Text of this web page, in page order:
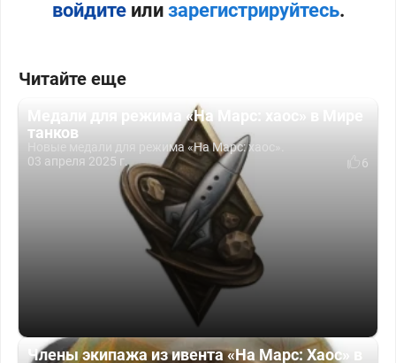
войдитеили зарегистрируйтесь.
Читайте еще
Медали для режима «На Марс: хаос» в Мире
танков
Новые медали для режима «На Марс: хаос».
03 апреля 2025 г.
6
Члены экипажа из ивента «На Марс: Хаос» в